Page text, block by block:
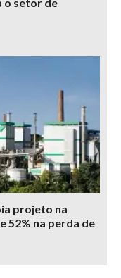
projeto na
52% na perda de